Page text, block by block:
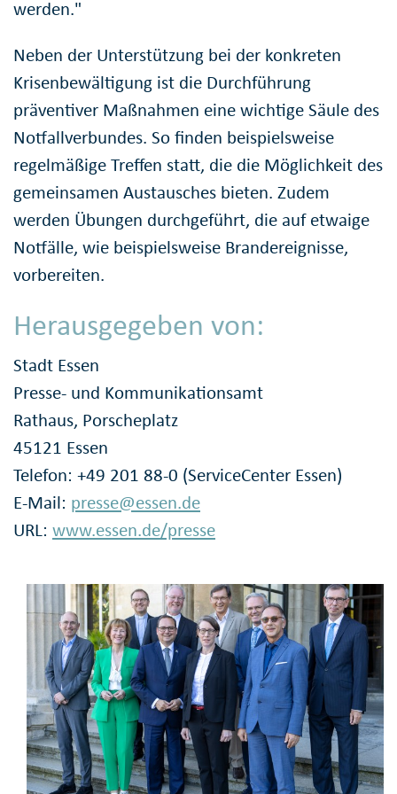
werden."
Neben der Unterstützung bei der konkreten
Krisenbewältigung ist die Durchführung
präventiver Maßnahmen eine wichtige Säule des
Notfallverbundes. So finden beispielsweise
regelmäßige Treffen statt, die die Möglichkeit des
gemeinsamen Austausches bieten. Zudem
werden Übungen durchgeführt, die auf etwaige
Notfälle, wie beispielsweise Brandereignisse,
vorbereiten.
Herausgegeben von:
Stadt Essen
Presse- und Kommunikationsamt
Rathaus, Porscheplatz
45121 Essen
Telefon: +49 201 88-0 (ServiceCenter Essen)
E-Mail: presse@essen.de
URL: www.essen.de/presse